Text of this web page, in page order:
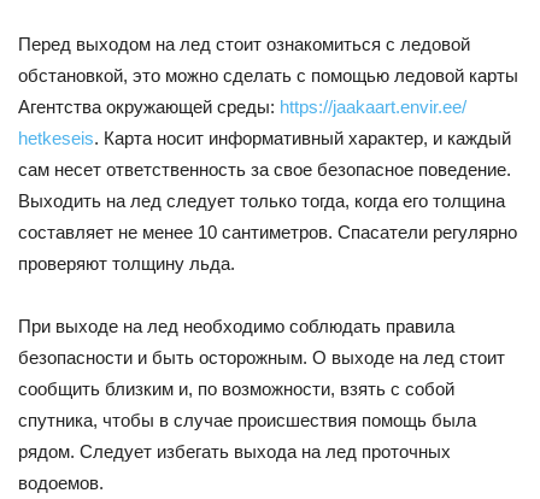
Перед выходом на лед стоит ознакомиться с ледовой
обстановкой, это можно сделать с помощью ледовой карты
Агентства окружающей среды: https://jaakaart.envir.ee/
hetkeseis. Карта носит информативный характер, и каждый
сам несет ответственность за свое безопасное поведение.
Выходить на лед следует только тогда, когда его толщина
составляет не менее 10 сантиметров. Спасатели регулярно
проверяют толщину льда.
При выходе на лед необходимо соблюдать правила
безопасности и быть осторожным. О выходе на лед стоит
сообщить близким и, по возможности, взять с собой
спутника, чтобы в случае происшествия помощь была
рядом. Следует избегать выхода на лед проточных
водоемов.